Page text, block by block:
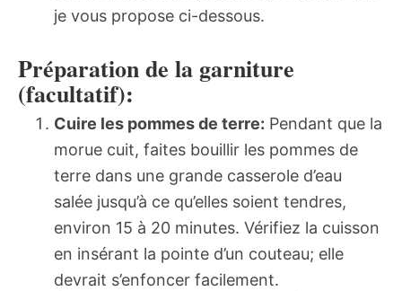
je vous propose ci-dessous.
Préparation de la garniture
(facultatif):
Cuire les pommes de terre: Pendant que la
morue cuit, faites bouillir les pommes de
terre dans une grande casserole d’eau
salée jusqu’à ce qu’elles soient tendres,
environ 15 à 20 minutes. Vérifiez la cuisson
en insérant la pointe d’un couteau; elle
devrait s’enfoncer facilement.